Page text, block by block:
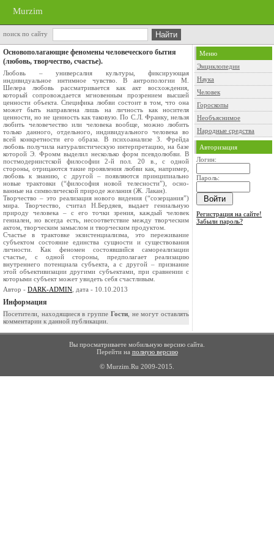
Murzim
поиск по сайту
Основополагающие феномены человеческого бытия
(любовь, творчество, счастье).
Любовь – универсалия культуры, фиксирующая
индивидуальное интимное чувство. В антропологии М.
Шелера любовь рассматривается как акт восхождения,
который сопровождается мгновенным прозрением высшей
ценности объекта. Специфика любви состоит в том, что она
может быть направлена лишь на личность как носителя
ценности, но не ценность как таковую. По С.Л. Франку, нельзя
любить человечество или человека вообще, можно любить
только данного, отдельного, индивидуального человека во
всей конкретности его образа. В психоанализе З. Фрейда
любовь получила натуралистическую интерпретацию, на базе
которой Э. Фромм выделил несколько форм псевдолюбви. В
постмодернистской философии 2-й пол. 20 в., с одной
стороны, отрицаются такие проявления любви как, например,
любовь к знанию, с другой – появляются принципиально
новые трактовки (“философия новой телесности”), осно-
ванные на символической природе желания (Ж. Лакан).
Творчество – это реализация нового видения (“созерцания”)
мира. Творчество, считал Н.Бердяев, выдает гениальную
природу человека – с его точки зрения, каждый человек
гениален, но всегда есть, несоответствие между творческим
актом, творческим замыслом и творческим продуктом.
Счастье в трактовке экзистенциализма, это переживание
субъектом состояние единства сущности и существования
личности. Как феномен состоявшийся самореализации
счастье, с одной стороны, предполагает реализацию
внутреннего потенциала субъекта, а с другой – признание
этой объективизации другими субъектами, при сравнении с
которыми субъект может увидеть себя счастливым.
Автор - DARK-ADMIN , дата - 10.10.2013
Информация
Посетители, находящиеся в группе Гости, не могут оставлять
комментарии к данной публикации.
Меню
Энциклопедии
Наука
Человек
Гороскопы
Необъяснимое
Народные средства
Авторизация
Логин:
Пароль:
Регистрация на сайте!
Забыли пароль?
Вы просматриваете мобильную версию сайта.
Перейти на полную версию
© Murzim.Ru 2009-2015.